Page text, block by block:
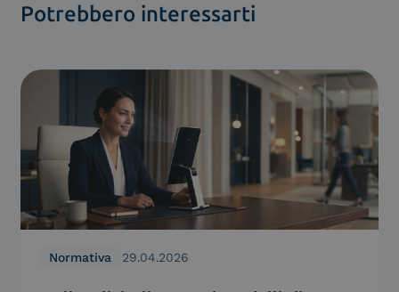
Potrebbero interessarti
Normativa 29.04.2026